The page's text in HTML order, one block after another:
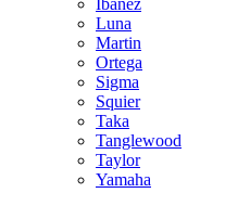
Ibanez
Luna
Martin
Ortega
Sigma
Squier
Taka
Tanglewood
Taylor
Yamaha